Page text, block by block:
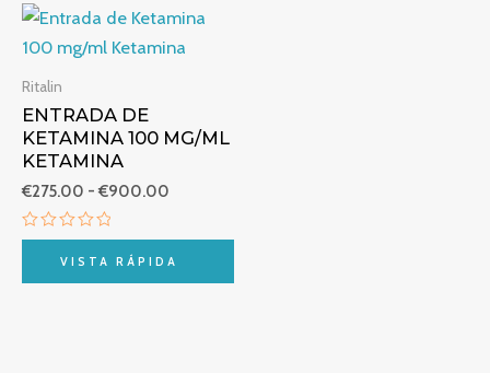
Ritalin
ENTRADA DE
KETAMINA 100 MG/ML
KETAMINA
€275.00 - €900.00
Rango
precios:
€900.00
Valorado
de
VISTA RÁPIDA